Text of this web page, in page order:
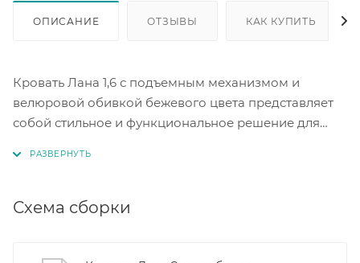
ОПИСАНИЕ ОТЗЫВЫ КАК КУПИТЬ
Кровать Лана 1,6 с подъемным механизмом и
велюровой обивкой бежевого цвета представляет
собой стильное и функциональное решение для
подъемным механизмом, что обеспечивает легкий
Схема сборки